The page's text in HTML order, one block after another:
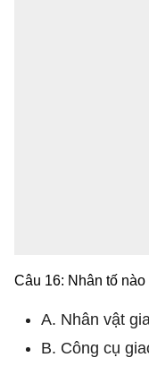
Câu 16: Nhân tố
A. Nhân vật
B. Công cụ